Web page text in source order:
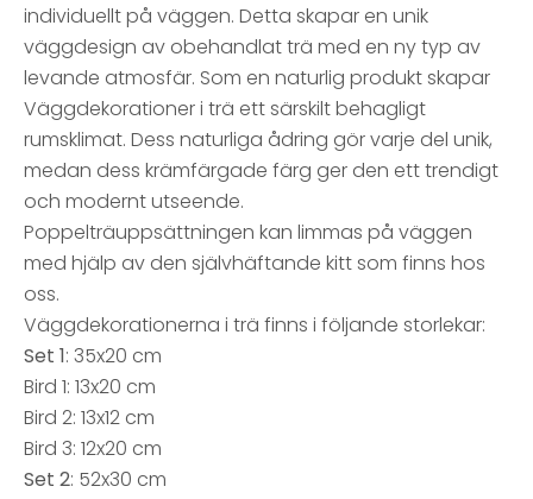
individuellt på väggen. Detta skapar en unik
väggdesign av obehandlat trä med en ny typ av
levande atmosfär. Som en naturlig produkt skapar
Väggdekorationer i trä ett särskilt behagligt
rumsklimat. Dess naturliga ådring gör varje del unik,
medan dess krämfärgade färg ger den ett trendigt
och modernt utseende.
Poppelträuppsättningen kan limmas på väggen
med hjälp av den självhäftande kitt som finns hos
oss.
Väggdekorationerna i trä finns i följande storlekar:
Set 1: 35x20 cm
Bird 1: 13x20 cm
Bird 2: 13x12 cm
Bird 3: 12x20 cm
Set 2: 52x30 cm